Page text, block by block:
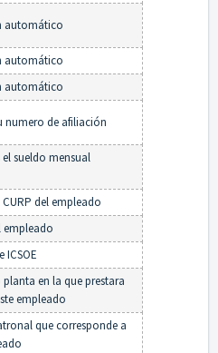
automático
automático
automático
numero de afiliación
sueldo mensual
del empleado
empleado
ICSOE
planta en la que prestara
empleado
que corresponde a